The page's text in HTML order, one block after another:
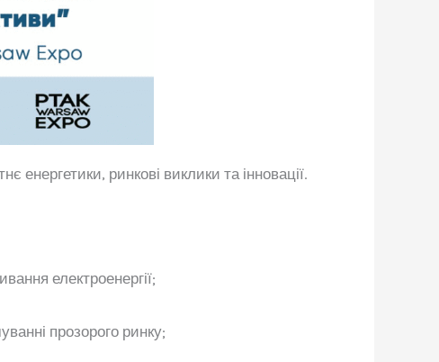
енергетики, ринкові виклики та інновації.
електроенергії;
прозорого ринку;